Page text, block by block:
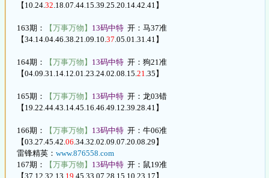
【10.24.32.18.07.44.15.39.25.20.14.42.41】
163期： 【万事万物】 13码中特 开：马37准
【34.14.04.46.38.21.09.10.37.05.01.31.41】
164期： 【万事万物】 13码中特 开：狗21准
【04.09.31.14.12.01.23.24.02.08.15.21.35】
165期： 【万事万物】 13码中特 开：龙03错
【19.22.44.43.14.45.16.46.49.12.39.28.41】
166期： 【万事万物】 13码中特 开：牛06准
【03.27.45.42.06.34.32.02.09.07.20.08.29】
雷锋精英： www.876558.com
167期：
【万事万物】 13码中特 开：鼠19准
【37.12.32.13. 19 .45.33.07.28.15.10.23.17】